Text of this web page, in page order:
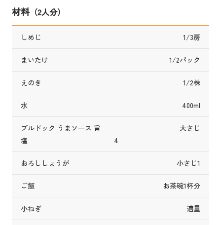
材料（2人分）
しめじ 1/3房
まいたけ 1/2パック
えのき 1/2株
水 400ml
ブルドック うまソース 旨
塩
大さじ
おろししょうが 小さじ1
ご飯 お茶碗1杯分
小ねぎ 適量